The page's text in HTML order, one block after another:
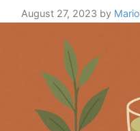
August 27, 2023 by Mario